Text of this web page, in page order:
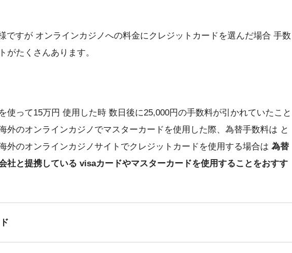
ですが オンラインカジノへの料金にクレジットカードを選んだ場合 手数
がたくさんあります。
使って15万円 使用した時 数日後に25,000円の手数料が引かれていたこと
外のオンラインカジノでマスターカードを使用した際、為替手数料は と
外のオンラインカジノサイトでクレジットカードを使用する場合は 為替
社と提携している visaカードやマスターカードを使用することをおすす